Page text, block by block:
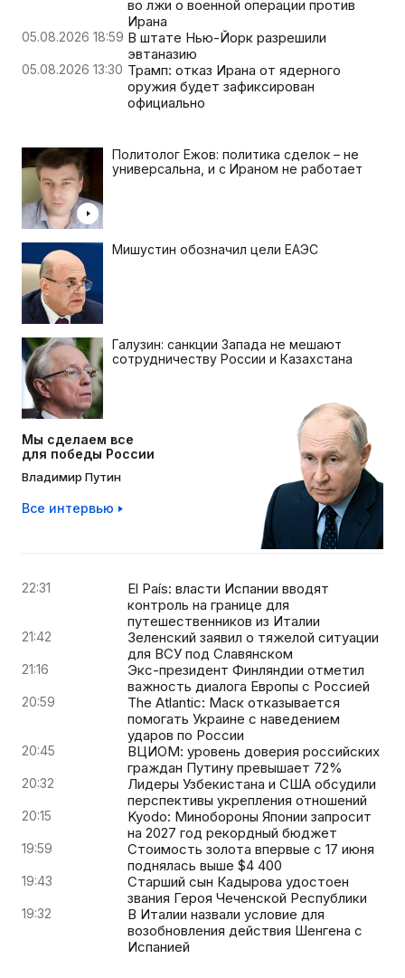
во лжи о военной операции против
Ирана
05.08.2026 18:59 В штате Нью-Йорк разрешили
эвтаназию
05.08.2026 13:30 Трамп: отказ Ирана от ядерного
оружия будет зафиксирован
официально
Политолог Ежов: политика сделок – не
универсальна, и с Ираном не работает
Мишустин обозначил цели ЕАЭС
Галузин: санкции Запада не мешают
сотрудничеству России и Казахстана
Мы сделаем все
для победы России
Владимир Путин
Все интервью
22:31
El País: власти Испании вводят
контроль на границе для
путешественников из Италии
21:42
Зеленский заявил о тяжелой ситуации
для ВСУ под Славянском
21:16
Экс-президент Финляндии отметил
важность диалога Европы с Россией
20:59
The Atlantic: Маск отказывается
помогать Украине с наведением
ударов по России
20:45
ВЦИОМ: уровень доверия российских
граждан Путину превышает 72%
20:32
Лидеры Узбекистана и США обсудили
перспективы укрепления отношений
20:15
Kyodo: Минобороны Японии запросит
на 2027 год рекордный бюджет
19:59
Стоимость золота впервые с 17 июня
поднялась выше $4 400
19:43
Старший сын Кадырова удостоен
звания Героя Чеченской Республики
19:32
В Италии назвали условие для
возобновления действия Шенгена с
Испанией